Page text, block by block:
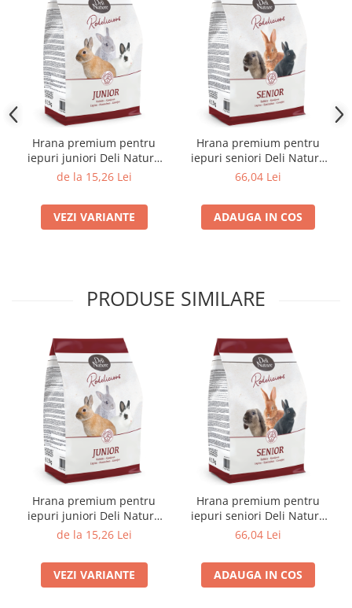
Hrana premium pentru
iepuri juniori Deli Nature
Rodelicious
de la 15,26 Lei
VEZI VARIANTE
Hrana premium pentru
iepuri seniori Deli Nature
Rodelicious
66,04 Lei
ADAUGA IN COS
PRODUSE SIMILARE
Hrana premium pentru
iepuri juniori Deli Nature
Rodelicious
de la 15,26 Lei
VEZI VARIANTE
Hrana premium pentru
iepuri seniori Deli Nature
Rodelicious
66,04 Lei
ADAUGA IN COS